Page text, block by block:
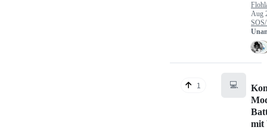
Aug
1 💻
mit